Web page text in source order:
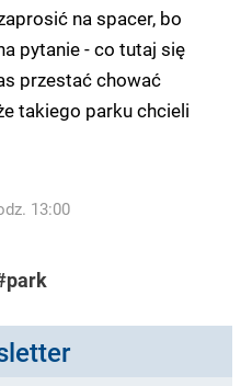
na spacer, bo
pytanie - co tutaj się
przestać chować
takiego parku chcieli
13:00